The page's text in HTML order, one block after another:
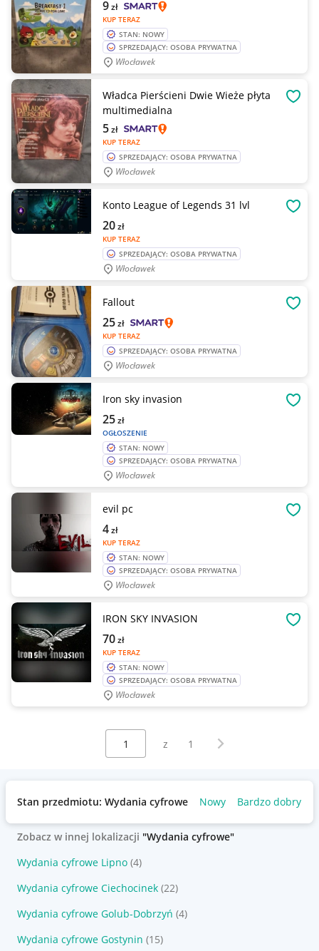
KUP TERAZ
9zł
STAN: NOWY
SPRZEDAJĄCY: OSOBA PRYWATNA
Włocławek
Władca Pierścieni Dwie Wieże płyta
multimedialna
KUP TERAZ
5zł
SPRZEDAJĄCY: OSOBA PRYWATNA
Włocławek
Konto League of Legends 31 lvl
KUP TERAZ
20zł
SPRZEDAJĄCY: OSOBA PRYWATNA
Włocławek
Fallout
KUP TERAZ
25zł
SPRZEDAJĄCY: OSOBA PRYWATNA
Włocławek
Iron sky invasion
OGŁOSZENIE
25zł
STAN: NOWY
SPRZEDAJĄCY: OSOBA PRYWATNA
Włocławek
evil pc
KUP TERAZ
4zł
STAN: NOWY
SPRZEDAJĄCY: OSOBA PRYWATNA
Włocławek
IRON SKY INVASION
KUP TERAZ
70zł
STAN: NOWY
SPRZEDAJĄCY: OSOBA PRYWATNA
Włocławek
Wybierz stronę:
z 1 Następna strona
Stan przedmiotu: Wydania cyfrowe Nowy Bardzo dobry
Zobacz w innej lokalizacji "Wydania cyfrowe"
Wydania cyfrowe Lipno (4)
Wydania cyfrowe Ciechocinek (22)
Wydania cyfrowe Golub-Dobrzyń (4)
Wydania cyfrowe Gostynin (15)